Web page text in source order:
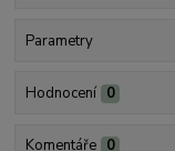
Parametry
Hodnocení 0
Komentáře 0